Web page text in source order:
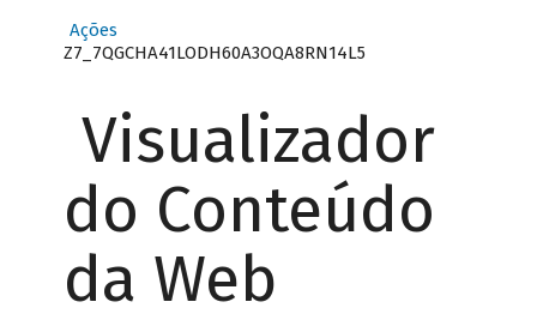
Ações
Z7_7QGCHA41LODH60A3OQA8RN14L5
Visualizador
do Conteúdo
da Web